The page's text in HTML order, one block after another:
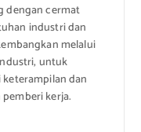
dengan cermat
industri dan
melalui
untuk
dan
kerja.